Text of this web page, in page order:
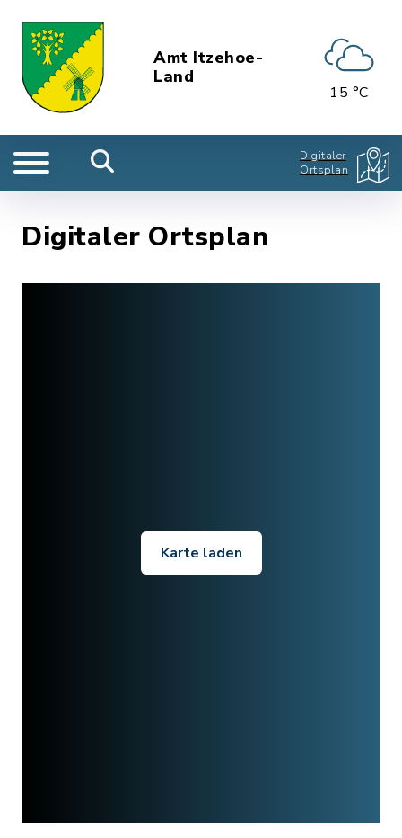
Amt Itzehoe-
Land
15 °C
Digitaler
Ortsplan
Digitaler Ortsplan
Karte laden